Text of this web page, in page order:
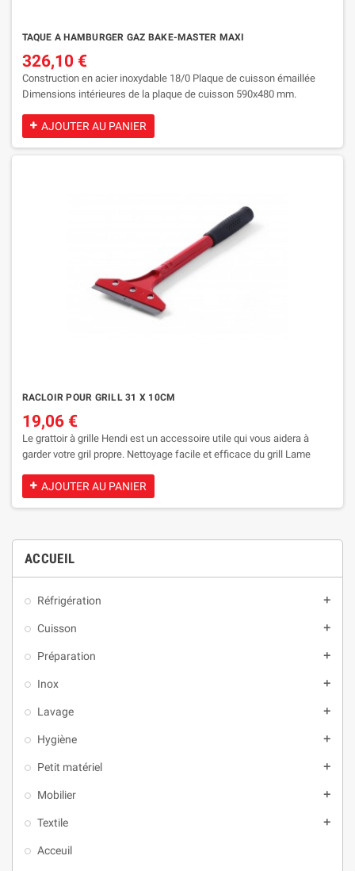
TAQUE A HAMBURGER GAZ BAKE-MASTER MAXI
326,10 €
Construction en acier inoxydable 18/0 Plaque de cuisson émaillée
Dimensions intérieures de la plaque de cuisson 590x480 mm.
détendeur Utilisable avec du gaz en bouteille (butane et propane)
Consommation: 0,430 m³/h
AJOUTER AU PANIER
RACLOIR POUR GRILL 31 X 10CM
19,06 €
Le grattoir à grille Hendi est un accessoire utile qui vous aidera à
garder votre gril propre. Nettoyage facile et efficace du grill Lame
AJOUTER AU PANIER
ACCUEIL
Réfrigération add
Cuisson add
Préparation add
Inox add
Lavage add
Hygiène add
Petit matériel add
Mobilier add
Textile add
Acceuil